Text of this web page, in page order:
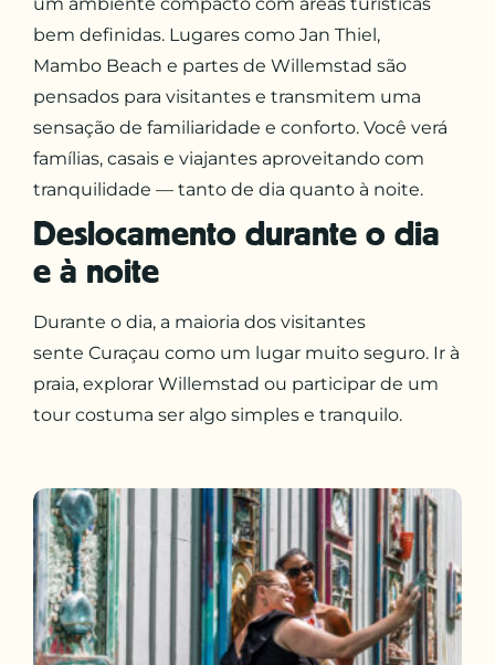
bem definidas. Lugares como Jan Thiel,
Mambo Beach e partes de Willemstad são
pensados para visitantes e transmitem uma
sensação de familiaridade e conforto. Você verá
famílias, casais e viajantes aproveitando com
tranquilidade — tanto de dia quanto à noite.
Deslocamento durante o dia
e à noite
Durante o dia, a maioria dos visitantes
sente Curaçau como um lugar muito seguro. Ir à
praia, explorar Willemstad ou participar de um
tour costuma ser algo simples e tranquilo.